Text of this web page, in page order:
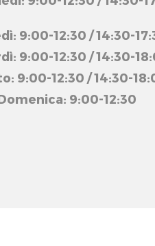
9:00-12:30 / 14:30-
9:00-12:30 / 14:30-
9:00-12:30 / 14:30-
9:00-12:30